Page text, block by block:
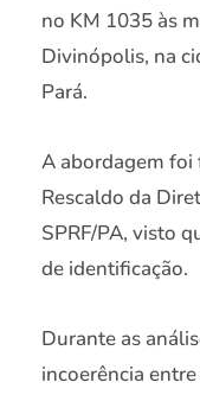
no KM 1035 às
Divinópolis, na
Pará.
A abordagem foi
Rescaldo da
SPRF/PA, visto
de identificação.
Durante as
incoerência